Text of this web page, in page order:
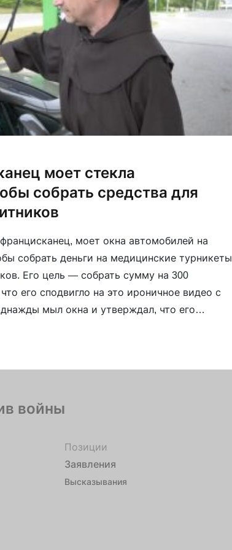
моет стекла
собрать средства для
моет окна автомобилей на
собрать деньги на медицинские турникеты
Его цель — собрать сумму на 300
его сподвигло на это ироничное видео с
мыл окна и утверждал, что его
войны
Позиции
Заявления
Высказывания